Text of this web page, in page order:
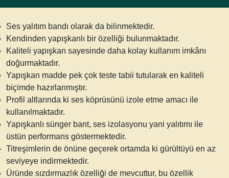
Ses yalıtım bandı olarak da bilinmektedir.
Kendinden yapışkanlı bir özelliği bulunmaktadır.
Kaliteli yapışkan sayesinde daha kolay kullanım imkânı
doğurmaktadır.
Yapışkan madde pek çok teste tabii tutularak en kaliteli
biçimde hazırlanmıştır.
Profil altlarında ki ses köprüsünü izole etme amacı ile
kullanılmaktadır.
Yapışkanlı sünger bant, ses izolasyonu yani yalıtımı ile
üstün performans göstermektedir.
Titreşimlerin de önüne geçerek ortamda ki gürültüyü en az
seviyeye indirmektedir.
Üründe sızdırmazlık özelliği de mevcuttur, bu özellik